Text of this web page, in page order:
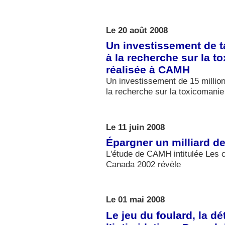
Le 20 août 2008
Un investissement de
à la recherche sur la
réalisée à CAMH
Un investissement de 15
la recherche sur la
Le 11 juin 2008
Épargner un milliard
L'étude de CAMH intitulée Les
Canada 2002 révèle
Le 01 mai 2008
Le jeu du foulard, la